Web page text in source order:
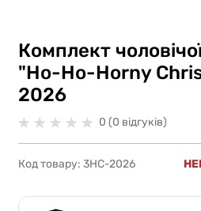
Комплект
"Ho-Ho-Horny
2026
0 (0 відгуків)
Код товару: 3HC-2026